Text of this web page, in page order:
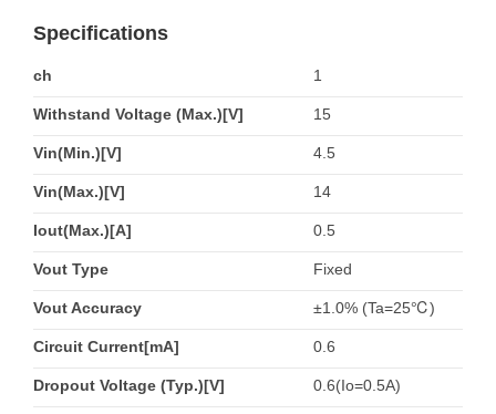
Specifications
ch 1
Withstand Voltage (Max.)[V] 15
Vin(Min.)[V] 4.5
Vin(Max.)[V] 14
Iout(Max.)[A] 0.5
Vout Type Fixed
Vout Accuracy ±1.0% (Ta=25℃)
Circuit Current[mA] 0.6
Dropout Voltage (Typ.)[V] 0.6(Io=0.5A)